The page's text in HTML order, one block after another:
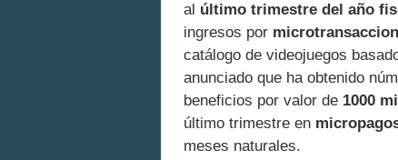
al último trimestre del año
ingresos por
catálogo de videojuegos
anunciado que ha obtenido
beneficios por valor de 1000
último trimestre en
meses naturales.